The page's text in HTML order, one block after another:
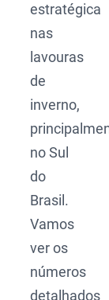
estratégica
nas
lavouras
de
inverno,
no Sul
do
Brasil.
Vamos
ver os
números
detalhados